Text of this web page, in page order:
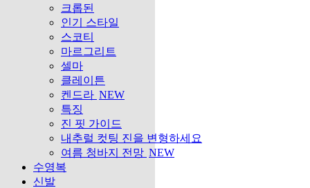
크롭된
인기 스타일
스코티
마르그리트
셀마
클레이튼
켄드라 NEW
특징
진 핏 가이드
내추럴 컷팅 진을 변형하세요
여름 청바지 전망 NEW
수영복
신발